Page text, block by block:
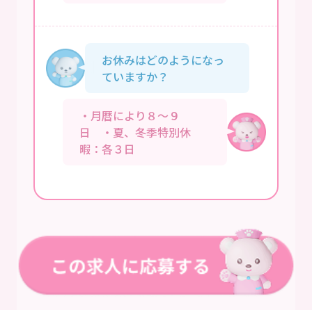
お休みはどのようになっ
ていますか？
・月暦により８～９
日 ・夏、冬季特別休
暇：各３日